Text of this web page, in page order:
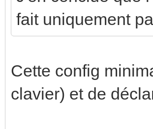
fait uniquement
Cette config
clavier) et de